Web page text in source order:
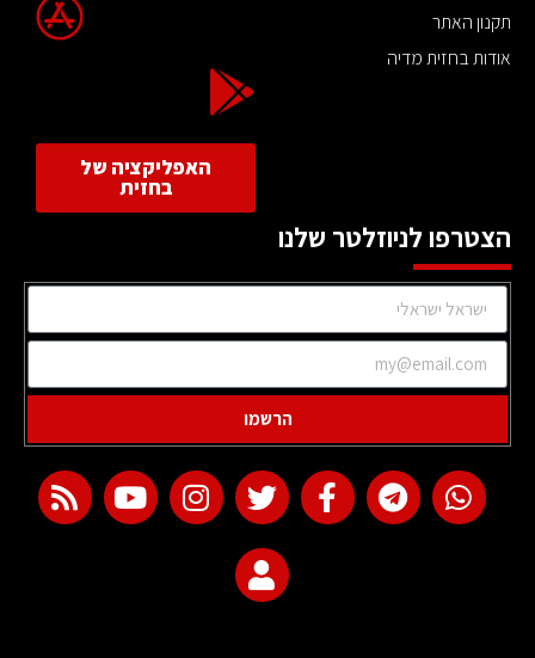
תקנון האתר
אודות בחזית מדיה
האפליקציה של
בחזית
הצטרפו לניוזלטר שלנו
הרשמו